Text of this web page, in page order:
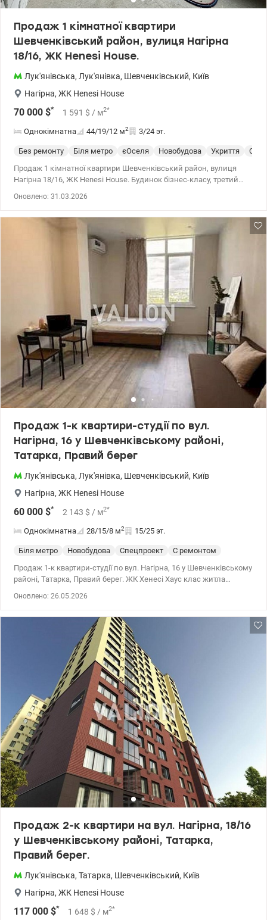
Продаж 1 кімнатної квартири
Шевченківський район, вулиця Нагірна
18/16, ЖК Henesi House.
Лук'янівська, Лук'янівка, Шевченківський, Київ
Нагірна, ЖК Henesi House
70 000 $* 1 591 $ / м2*
Однокімнатна 44/19/12 м2 3/24 эт.
Без ремонту Біля метро єОселя Новобудова Укриття
Продаж 1 кімнатної квартири Шевченківський район, вулиця
Нагірна 18/16, ЖК Henesi House. Будинок бізнес-класу, третий
дитячий майданчик, велике лоббі з диванами, де вас можуть
зачекати гості, велика тераса, на якій можна відпочити як
самому, так і з друзями) облаштоване бомбосховище, свій
генератор Розвинена інфраструктура. Поруч супермаркети, ТЦ,
парки, кафе, ресторани, школи, дитячі садки та багато іншого. До
метро Лукʼянівська 17 хв пішки. Близькість до центру міста – 10
хв на авто. Ціна 70000 у.о 0509051192 Алена Valion.ua/1038848
Оновлено: 31.03.2026
Продаж 1-к квартири-студії по вул.
Нагірна, 16 у Шевченківському районі,
Татарка, Правий берег
Лук'янівська, Лук'янівка, Шевченківський, Київ
Нагірна, ЖК Henesi House
60 000 $* 2 143 $ / м2*
Однокімнатна 28/15/8 м2 15/25 эт.
Біля метро Новобудова Спецпроект
С ремонтом
Продаж 1-к квартири-студії по вул. Нагірна, 16 у Шевченківському
районі, Татарка, Правий берег. ЖК Хенесі Хаус клас житла
характерними для вищого класу, включаючи
енергоефективність класу А. Здано в експлуатацію. Стіни
утеплені. Будинок знаходиться подалі від траси. На території є
зона відпочинку з Wi-Fi, відкриті тераси, спортивний майданчик.
Підземний паркінг для машин та паркінг для велосипедів.
Обладнаний дитячий майданчик біля будинку. Закрита,
територія, що охороняється, консьєрж. Відеоспостереження.
Інфраструктура: У безпосередній близькості: навчальні заклади:
школи, садки та елітний ВНЗ – КІМВ; заклади охорони здоров'я;
у 700 м ТЦ Променада (супермаркет Фуршет); Територія для
відпочинку: Кириловський лісопарк, Смородинський
парк;багато спортивних закладів. Квартира ідеально підходить
як для життя, так і для оренди. Великий досвід допомоги з
купівлі квартир за державними програмами, безготівковий
розрахунок: 1) Е-оселі, е-Відновлення, Сертифікат, 2) Житло для
ВПО та військових (постанова 280 та інші), Молодіжний кредит
Телефонуйте та приходьте на перегляд. Ціна 60 000 у.о. Комісію
Оновлено: 26.05.2026
Продаж 2-к квартири на вул. Нагірна, 18/16
у Шевченківському районі, Татарка,
Правий берег.
Лук'янівська, Татарка, Шевченківський, Київ
Нагірна, ЖК Henesi House
117 000 $* 1 648 $ / м2*